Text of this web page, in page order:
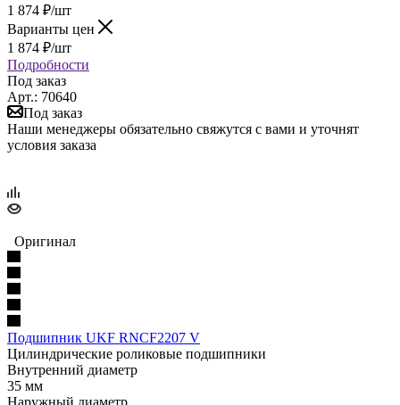
1 874 ₽/шт
Варианты цен
1 874 ₽/шт
Подробности
Под заказ
Арт.: 70640
Под заказ
Наши менеджеры обязательно свяжутся с вами и уточнят
условия заказа
Оригинал
Подшипник UKF RNCF2207 V
Цилиндрические роликовые подшипники
Внутренний диаметр
35 мм
Наружный диаметр